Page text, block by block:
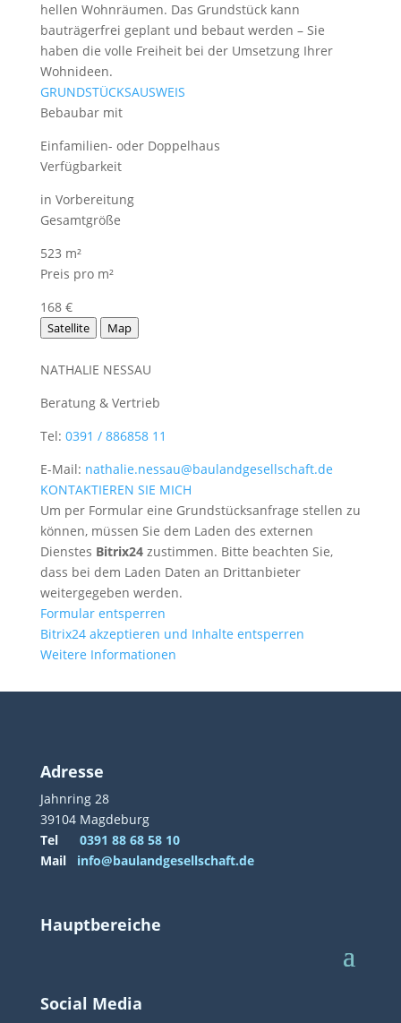
hellen Wohnräumen. Das Grundstück kann
bauträgerfrei geplant und bebaut werden – Sie
haben die volle Freiheit bei der Umsetzung Ihrer
Wohnideen.
GRUNDSTÜCKSAUSWEIS
Bebaubar mit
Einfamilien- oder Doppelhaus
Verfügbarkeit
in Vorbereitung
Gesamtgröße
523 m²
Preis pro m²
168 €
Satellite Map
NATHALIE NESSAU
Beratung & Vertrieb
Tel: 0391 / 886858 11
E-Mail: nathalie.nessau@baulandgesellschaft.de
KONTAKTIEREN SIE MICH
Um per Formular eine Grundstücksanfrage stellen zu
können, müssen Sie dem Laden des externen
Dienstes Bitrix24zustimmen. Bitte beachten Sie,
dass bei dem Laden Daten an Drittanbieter
weitergegeben werden.
Formular entsperren
Bitrix24 akzeptieren und Inhalte entsperren
Weitere Informationen
Adresse
Jahnring 28
39104 Magdeburg
Tel
0391 88 68 58 10
Mail info@baulandgesellschaft.de
Hauptbereiche
Social Media